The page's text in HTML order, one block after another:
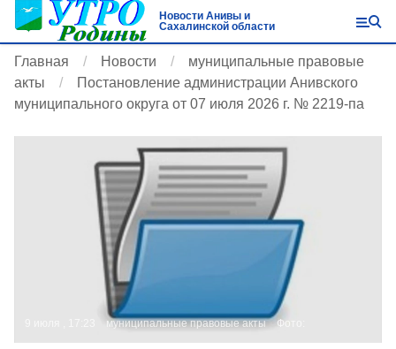
Новости Анивы и
Сахалинской области
Главная Новости
муниципальные правовые
акты
Постановление администрации Анивского
муниципального округа от 07 июля 2026 г. № 2219-па
муниципальные правовые акты Фото: